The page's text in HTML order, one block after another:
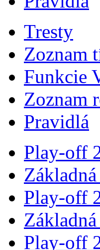
Tresty
Zoznam
Funkcie
Zoznam
Pravidlá
Play-off
Play-off
Play-off